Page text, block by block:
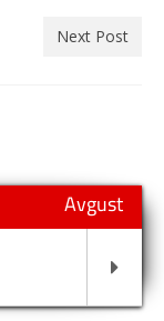
Next Post
Avgust